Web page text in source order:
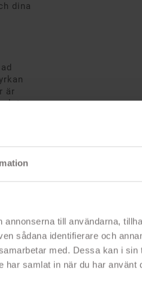
till användarna,
sådana identifierare och
med. Dessa kan i sin
har samlat in när du har använt
dina
är
din
och